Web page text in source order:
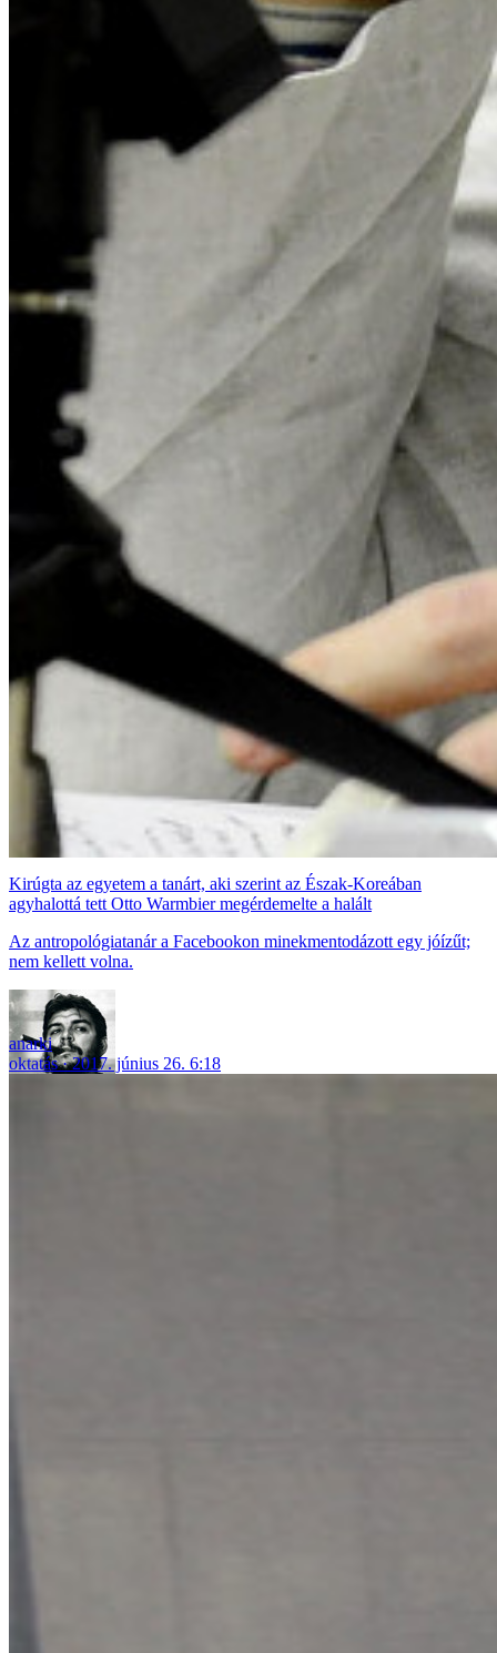
Kirúgta az egyetem a tanárt, aki szerint az Észak-Koreában
agyhalottá tett Otto Warmbier megérdemelte a halált
Az antropológiatanár a Facebookon minekmentodázott egy jóízűt;
nem kellett volna.
anarki
oktatás
2017. június 26. 6:18